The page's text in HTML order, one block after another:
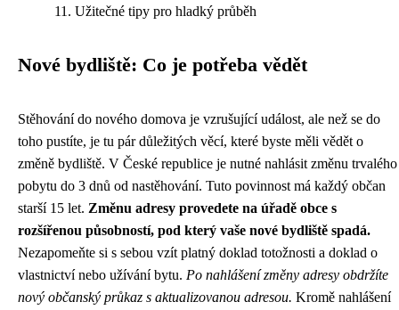
Užitečné tipy pro hladký průběh
Nové bydliště: Co je potřeba vědět
Stěhování do nového domova je vzrušující událost, ale než se do
toho pustíte, je tu pár důležitých věcí, které byste měli vědět o
změně bydliště. V České republice je nutné nahlásit změnu trvalého
pobytu do 3 dnů od nastěhování. Tuto povinnost má každý občan
starší 15 let. Změnu adresy provedete na úřadě obce s
rozšířenou působností, pod který vaše nové bydliště spadá.
Nezapomeňte si s sebou vzít platný doklad totožnosti a doklad o
vlastnictví nebo užívání bytu. Po nahlášení změny adresy obdržíte
nový občanský průkaz s aktualizovanou adresou. Kromě nahlášení